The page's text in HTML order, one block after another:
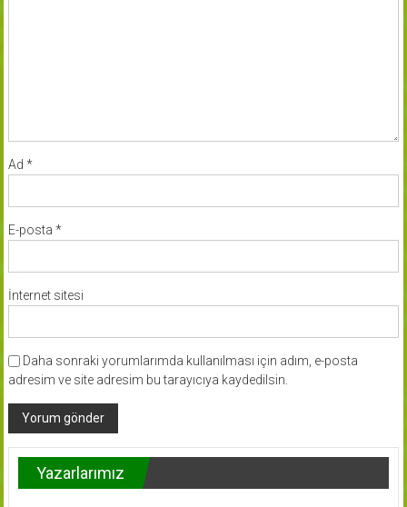
Ad *
E-posta *
İnternet sitesi
Daha sonraki yorumlarımda kullanılması için adım, e-posta
adresim ve site adresim bu tarayıcıya kaydedilsin.
Yazarlarımız